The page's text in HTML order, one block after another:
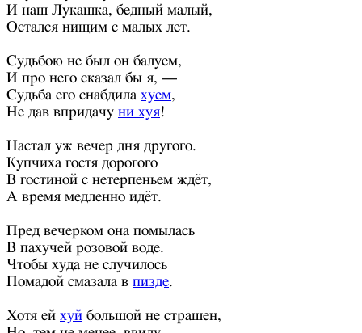
И наш Лукашка, бедный малый,
Остался нищим с малых лет.
Судьбою не был он балуем,
И про него сказал бы я, —
Судьба его снабдила хуем,
Не дав впридачу ни хуя!
Настал уж вечер дня другого.
Купчиха гостя дорогого
В гостиной с нетерпеньем ждёт,
А время медленно идёт.
Пред вечерком она помылась
В пахучей розовой воде.
Чтобы худа не случилось
Помадой смазала в пизде.
Хотя ей хуй большой не страшен,